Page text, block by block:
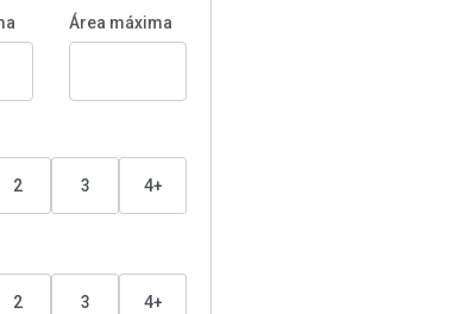
Área máxima
2 3 4+
2 3 4+